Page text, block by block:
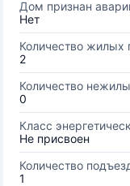
Дом признан
Нет
Количество жилых
2
Количество
0
Класс
Не присвоен
Количество
1